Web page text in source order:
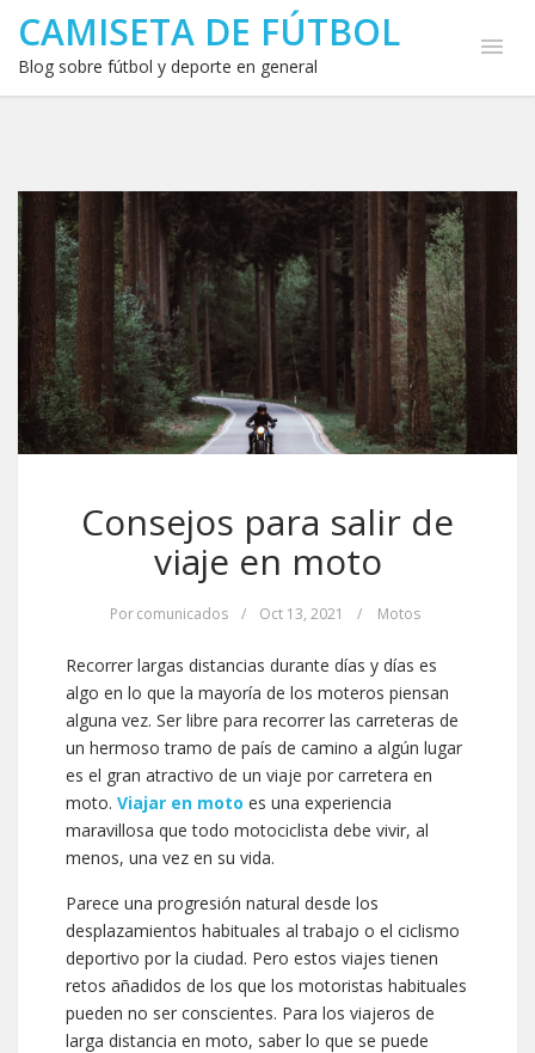
CAMISETA DE FÚTBOL
Blog sobre fútbol y deporte en general
Consejos para salir de
viaje en moto
Por comunicados / Oct 13, 2021 / Motos
Recorrer largas distancias durante días y días es
algo en lo que la mayoría de los moteros piensan
alguna vez. Ser libre para recorrer las carreteras de
un hermoso tramo de país de camino a algún lugar
es el gran atractivo de un viaje por carretera en
moto. Viajar en moto es una experiencia
maravillosa que todo motociclista debe vivir, al
menos, una vez en su vida.
Parece una progresión natural desde los
desplazamientos habituales al trabajo o el ciclismo
deportivo por la ciudad. Pero estos viajes tienen
retos añadidos de los que los motoristas habituales
pueden no ser conscientes. Para los viajeros de
larga distancia en moto, saber lo que se puede